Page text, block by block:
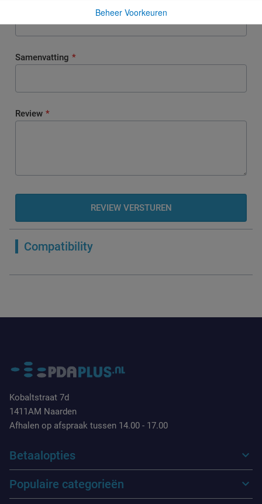
Samenvatting
Review
REVIEW VERSTUREN
Compatibility
Kobaltstraat 7d
1411AM Naarden
Afhalen op afspraak tussen 14.00 - 17.00
Betaalopties
Populaire categorieën
Beheer Voorkeuren